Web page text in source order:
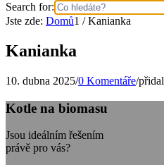
Search for:
Jste zde: Domů1 / Kanianka
Kanianka
10. dubna 2025/0 Komentáře/přidal
Kotle na biomasu
Jsou ideálním řešením
právě pro vás?